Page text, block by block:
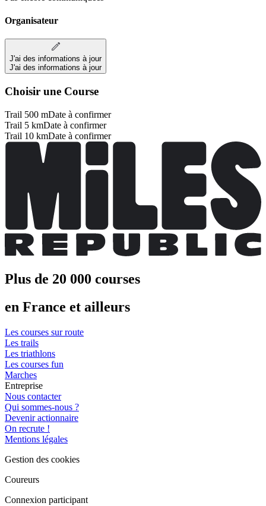
Organisateur
J'ai des informations à jour
J'ai des informations à jour
Choisir une Course
Trail 500 mDate à confirmer
Trail 5 kmDate à confirmer
Trail 10 kmDate à confirmer
Plus de 20 000 courses
en France et ailleurs
Les courses sur route
Les trails
Les triathlons
Les courses fun
Marches
Entreprise
Nous contacter
Qui sommes-nous ?
Devenir actionnaire
On recrute !
Mentions légales
Gestion des cookies
Coureurs
Connexion participant